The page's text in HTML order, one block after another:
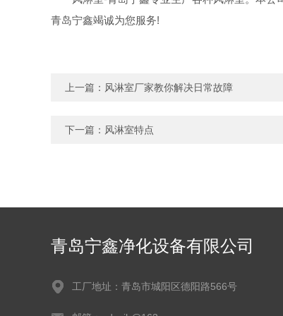
青岛宁鑫竭诚为您服务!
上一篇： 风淋室厂家教你解决日常故障
下一篇： 风淋室特点
青岛宁鑫净化设备有限公司
工厂地址：青岛市城阳区德阳路566号